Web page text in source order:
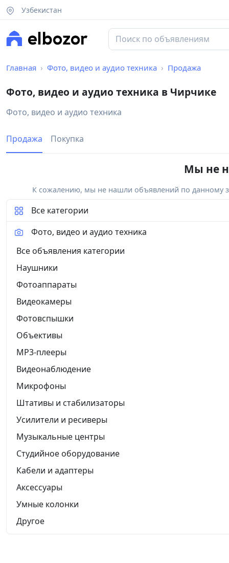
Узбекистан
Главная Фото, видео и аудио техника Продажа
Фото, видео и аудио техника в Чирчике
Фото, видео и аудио техника
Продажа Покупка
Мы не
К сожалению, мы не нашли объявлений по данному
Все категории
Фото, видео и аудио техника
Все объявления категории
Наушники
Фотоаппараты
Видеокамеры
Фотовспышки
Объективы
MP3-плееры
Видеонаблюдение
Микрофоны
Штативы и стабилизаторы
Усилители и ресиверы
Музыкальные центры
Студийное оборудование
Кабели и адаптеры
Аксессуары
Умные колонки
Другое